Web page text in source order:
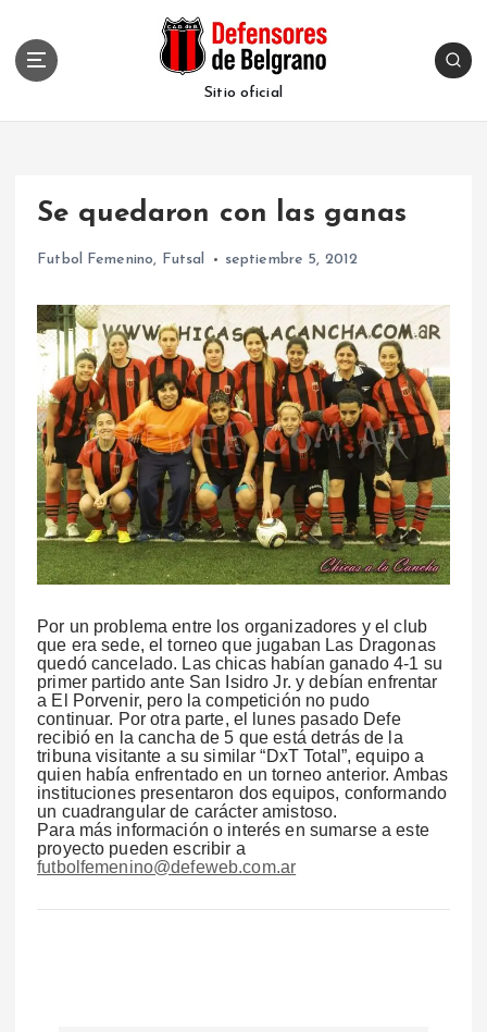
Sitio oficial
Se quedaron con las ganas
Futbol Femenino, Futsal septiembre 5, 2012
Por un problema entre los organizadores y el club
que era sede, el torneo que jugaban Las Dragonas
quedó cancelado. Las chicas habían ganado 4-1 su
primer partido ante San Isidro Jr. y debían enfrentar
a El Porvenir, pero la competición no pudo
continuar. Por otra parte, el lunes pasado Defe
recibió en la cancha de 5 que está detrás de la
tribuna visitante a su similar “DxT Total”, equipo a
quien había enfrentado en un torneo anterior. Ambas
instituciones presentaron dos equipos, conformando
un cuadrangular de carácter amistoso.
Para más información o interés en sumarse a este
proyecto pueden escribir a
futbolfemenino@defeweb.com.ar